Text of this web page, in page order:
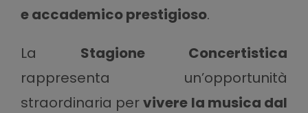
e accademico prestigioso.
La Stagione Concertistica
rappresenta un’opportunità
straordinaria pervivere la musica dal